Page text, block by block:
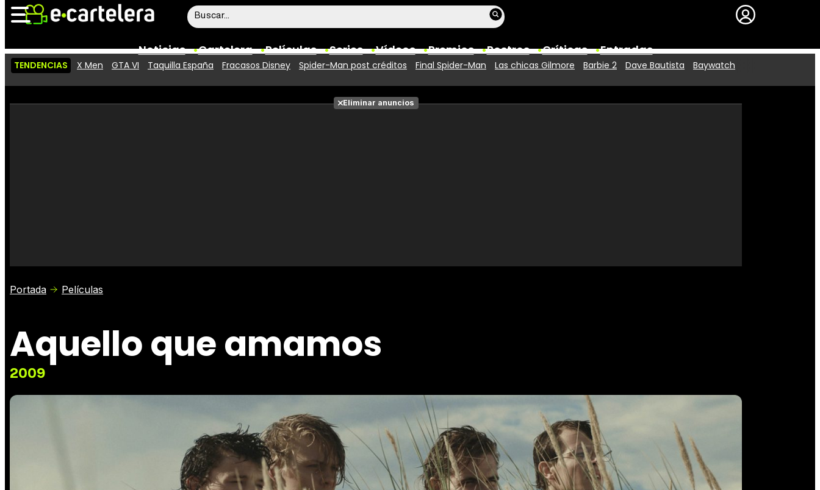
Noticias Cartelera Películas Series Vídeos Premios Rostros Críticas Entradas
Vídeos
Taquilla Fotos
Premios
TENDENCIAS X Men GTA VI Taquilla España Fracasos Disney Spider-Man post créditos Final Spider-Man Las chicas Gilmore Barbie 2 Dave Bautista Baywatch
Eliminar anuncios
Portada Películas
Aquello que amamos
2009